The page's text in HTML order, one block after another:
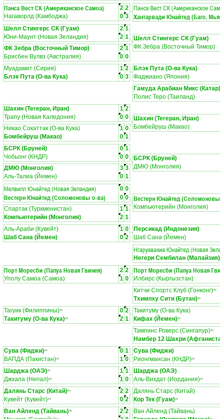
Панса Вест СК (Американское Самоа) 2 2
Нагаворлд (Камбоджа)
0 3
Панса Вест СК (Американское
Хантарвади Юнайтед (Баго,
Шелл Стингерс СК (Гуам) 2 1
Юни-Маунт (Новая Зеландия)
2 1
ФК Зебра (Восточный Тимор)
2 1
Брисбен Вулвз (Австралия)
0 0
Шелл Стингерс СК (Гуам)
ФК Зебра (Восточный Тимор)
Муадамит (Сирия) 1 2
Блэк Пута (О-ва Кука)
0 3
Блэк Пута (О-ва Кука)
Фаджиано (Япония)
Гамуда Арабиан Микс (Катар)
Полис Теро (Таиланд)
Шахин (Тегеран, Иран)
1 2
Трапу (Новая Каледония)
0 0
Никао Сокаттак (О-ва Кука)
1 0
Бомбейруш (Макао)
0 1
Шахин (Тегеран, Иран)
Бомбейруш (Макао)
БСРК (Бруней) 0 1
Чобьонг (КНДР)
0 0
ДМЮ (Монголия)
3 3
Аль-Талиа (Йемен)
0 1
БСРК (Бруней)
ДМЮ (Монголия)
Мелвилл Юнайтед (Новая Зеландия) 0 0
Вестерн Юнайтед (Соломоновы о-ва) 0 0
Спартак (Туркменистан)
1 1
Компьютерийн (Монголия)
2 1
Вестерн Юнайтед
Компьютерийн (Монголия)
Аль-Араби (Кувейт) 1 0
Шаб Сана (Йемен)
0 2
Персикад (Индонезия)
Шаб Сана (Йемен)
Нгаруавахиа Юнайтед (Новая
Негери Сембилан (Малайзия)
Порт Моресби (Папуа Новая Гвинея) 2 2
Уполу Самоа (Самоа)
1 0
Порт Моресби (Папуа Новая
Илбирс (Кыргызстан)
Китчи Спортс Клуб (Гонконг)ЛЧ
Тхимпху Сити (Бутан)ЛЧ
Тагуик (Филиппины)ЛЧ 0 2
Такитуму (О-ва Кука)ЛЧ 2 1
Такитуму (О-ва Кука)
Кифах (Йемен)ЛЧ
Тампинс Роверс (Сингапур)ЛЧ
Намбер 12 Шахри
Сува (Фиджи)ЛЧ 0 1
ВАПДА (Пакистан)ЛЧ 1 0
Сува (Фиджи)
Рионгмансан (КНДР)ЛЧ
Шарджа (ОАЭ)ЛЧ 1 1
Джхапа (Непал)ЛЧ 1 0
Шарджа (ОАЭ)
Аль-Вихдат (Иордания)ЛЧ
Далянь Старс (Китай)ЛЧ 2 2
Кувейт (Кувейт)ЛЧ 0 2
Далянь Старс (Китай)
Кор Тек (Гуам)ЛЧ
Ван Айленд (Тайвань)ЛЧ 2 2
Ван Айленд (Тайвань)